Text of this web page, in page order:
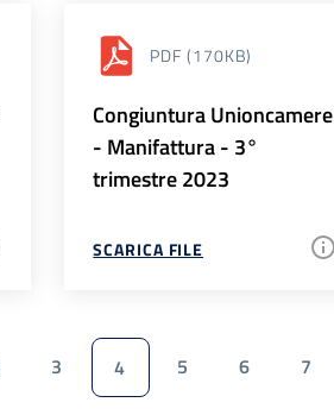
PDF (170KB)
Congiuntura Unioncamere
- Manifattura - 3°
trimestre 2023
SCARICA FILE
3 4 5 6 7